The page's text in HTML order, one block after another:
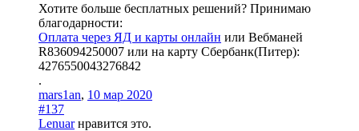
Хотите больше бесплатных решений? Принимаю
благодарности:
Оплата через ЯД и карты онлайн или Вебманей
R836094250007 или на карту Сбербанк(Питер):
4276550043276842
.
mars1an, 10 мар 2020
#137
Lenuarнравится это.